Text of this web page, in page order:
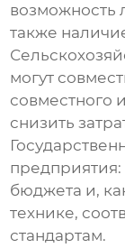
возможность
также
могут
совместного
снизить
предприятия:
бюджета и,
технике,
стандартам.